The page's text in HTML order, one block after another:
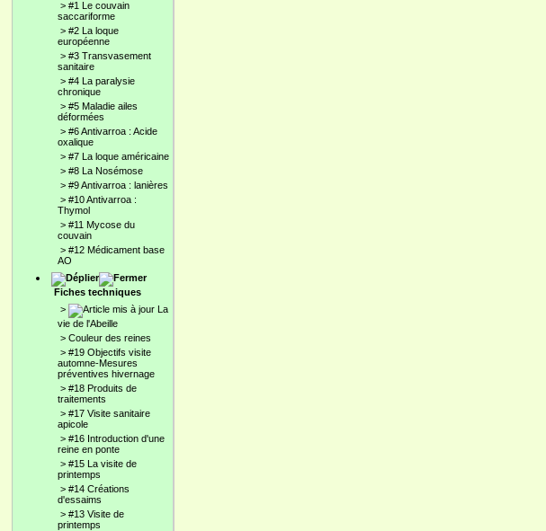
> #1 Le couvain
saccariforme
> #2 La loque
européenne
> #3 Transvasement
sanitaire
> #4 La paralysie
chronique
> #5 Maladie ailes
déformées
> #6 Antivarroa : Acide
oxalique
> #7 La loque américaine
> #8 La Nosémose
> #9 Antivarroa : lanières
> #10 Antivarroa :
Thymol
> #11 Mycose du
couvain
> #12 Médicament base
AO
Fiches techniques
>
La
vie de l'Abeille
> Couleur des reines
> #19 Objectifs visite
automne-Mesures
préventives hivernage
> #18 Produits de
traitements
> #17 Visite sanitaire
apicole
> #16 Introduction d'une
reine en ponte
> #15 La visite de
printemps
> #14 Créations
d'essaims
> #13 Visite de
printemps